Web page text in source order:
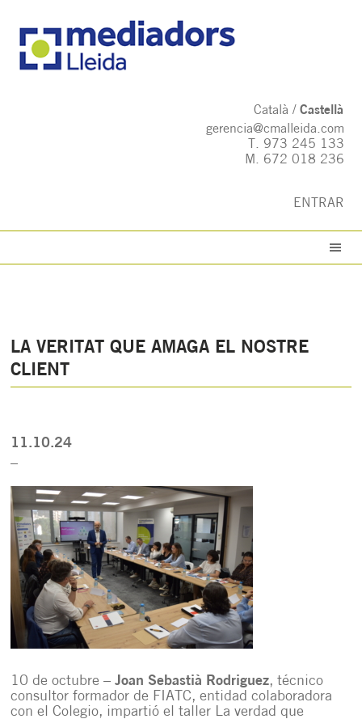
Català
Castellà
gerencia@cmalleida.com
T. 973 245 133
M. 672 018 236
ENTRAR
LA VERITAT QUE AMAGA EL NOSTRE
CLIENT
11.10.24
10 de octubre –Joan Sebastià Rodriguez, técnico
consultor formador de FIATC, entidad colaboradora
con el Colegio, impartió el taller La verdad que